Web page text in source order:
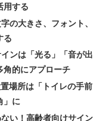
用する
の大きさ、フォント
る
ンは「光る」「音が
角的にアプローチ
場所は「トイレの手
」に
い！高齢者向けサイ